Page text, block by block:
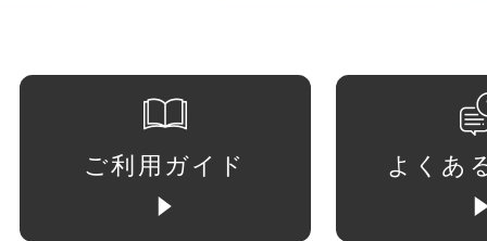
ご利用ガイド よくあ